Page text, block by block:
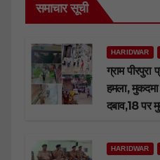
समाचार सूची
HARIDWAR
ग्राम
हमला,
दबाव,18 पर
HARIDWAR